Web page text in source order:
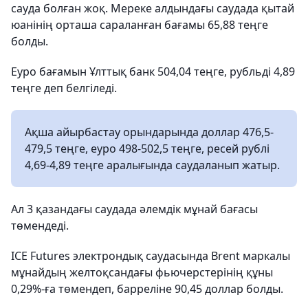
сауда болған жоқ. Мереке алдындағы саудада қытай
юанінің орташа сараланған бағамы 65,88 теңге
болды.
Еуро бағамын Ұлттық банк 504,04 теңге, рубльді 4,89
теңге деп белгіледі.
Ақша айырбастау орындарында доллар 476,5-
479,5 теңге, еуро 498-502,5 теңге, ресей рублі
4,69-4,89 теңге аралығында саудаланып жатыр.
Ал 3 қазандағы саудада әлемдік мұнай бағасы
төмендеді.
ICE Futures электрондық саудасында Brent маркалы
мұнайдың желтоқсандағы фьючерстерінің құны
0,29%-ға төмендеп, барреліне 90,45 доллар болды.